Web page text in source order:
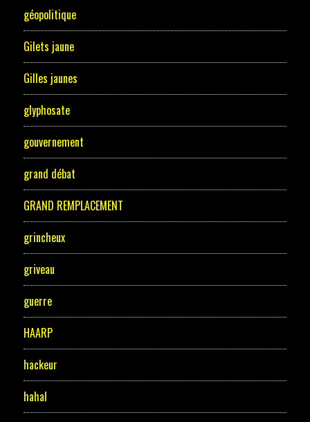
géopolitique
Gilets jaune
Gilles jaunes
glyphosate
gouvernement
grand débat
GRAND REMPLACEMENT
grincheux
griveau
guerre
HAARP
hackeur
hahal